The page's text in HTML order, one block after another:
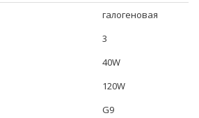
галогеновая
3
40W
120W
G9